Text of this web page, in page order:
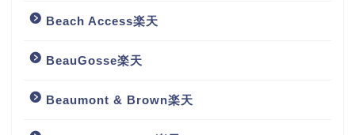
Beach Access楽天
BeauGosse楽天
Beaumont & Brown楽天